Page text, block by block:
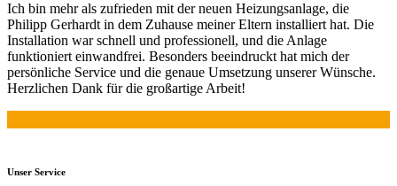
Ich bin mehr als zufrieden mit der neuen Heizungsanlage, die
Philipp Gerhardt in dem Zuhause meiner Eltern installiert hat. Die
Installation war schnell und professionell, und die Anlage
funktioniert einwandfrei. Besonders beeindruckt hat mich der
persönliche Service und die genaue Umsetzung unserer Wünsche.
Herzlichen Dank für die großartige Arbeit!
Unser Service